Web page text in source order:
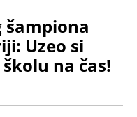
šampiona
Uzeo si
na čas!